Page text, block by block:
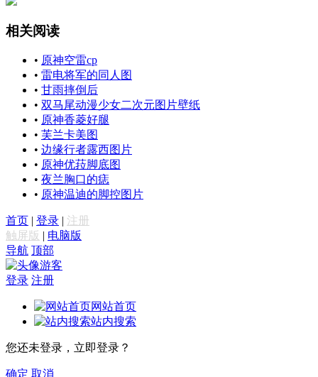
相关阅读
• 原神空雷cp
• 雷电将军的同人图
• 甘雨摔倒后
• 双马尾动漫少女二次元图片壁纸
• 原神香菱好腿
• 芙兰卡美图
• 边缘行者露西图片
• 原神优菈脚底图
• 夜兰胸口的痣
• 原神温迪的脚控图片
首页 | 登录 | 注册
触屏版 | 电脑版
导航 顶部
游客
登录 注册
网站首页
站内搜索
您还未登录，立即登录？
确定 取消